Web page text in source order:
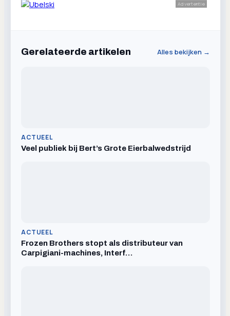
Advertentie
Gerelateerde artikelen Alles bekijken →
ACTUEEL
Veel publiek bij Bert’s Grote Eierbalwedstrijd
ACTUEEL
Frozen Brothers stopt als distributeur van
Carpigiani-machines, Interf…